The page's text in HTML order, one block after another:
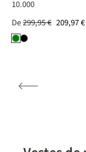
10.000
De299,95 € 209,97 €